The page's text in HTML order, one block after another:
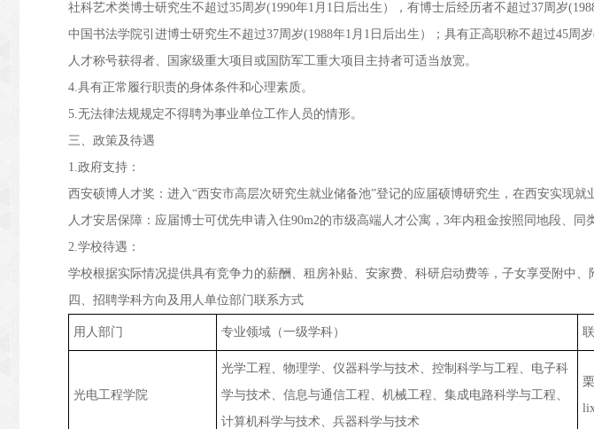
社科艺术类博士研究生不超过35周岁(1990年1 月 1 日后出生），有博士后经历者不超过37周岁
中国书法学院引进博士研究生不超过37周岁(1988年1 月 1 日后出生）；具有正高职称不超过45周岁
人才称号获得者、国家级重大项目或国防军工重大项目主持者可适当放宽。
4.具有正常履行职责的身体条件和心理素质。
5.无法律法规规定不得聘为事业单位工作人员的情形。
三、政策及待遇
1.政府支持：
西安硕博人才奖：进入“西安市高层次研究生就业储备池”登记的应届硕博研究生，在西安实现就
人才安居保障：应届博士可优先申请入住90m2的市级高端人才公寓， 3年内租金按照同地段、同
2.学校待遇：
学校根据实际情况提供具有竞争力的薪酬、租房补贴、安家费、科研启动费等，子女享受附中、
四、招聘学科方向及用人单位部门联系方式
用人部门 专业领域（一级学科）
光电工程学院
光学工程、物理学、仪器科学与技术、控制科学与工程、电子科
学与技术、信息与通信工程、机械工程、集成电路科学与工程、
计算机科学与技术、兵器科学与技术